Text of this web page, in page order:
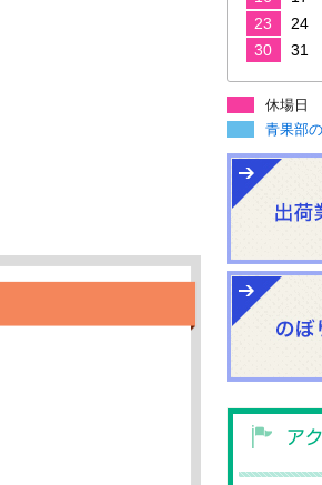
23
24
30
31
休場日
青果部